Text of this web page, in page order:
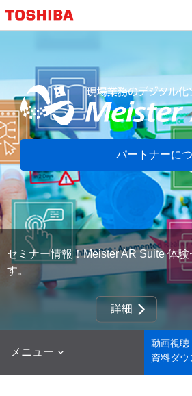
ャ
ン
プ
パートナーに
セミナー情報！Meister AR Suite 体
す。
メニュー
動画視聴
資料ダウ